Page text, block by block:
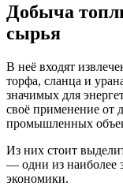
Добыча
сырья
В неё входят
торфа, сланца и
значимых для
своё применение от
промышленных
Из них стоит
— одни из наиболее
экономики.